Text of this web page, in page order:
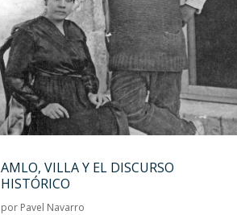
AMLO, VILLA Y EL DISCURSO
HISTÓRICO
por Pavel Navarro